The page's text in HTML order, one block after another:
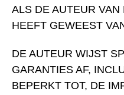
ALS DE AUTEUR
HEEFT GEWEEST
DE AUTEUR WIJST
GARANTIES AF,
BEPERKT TOT, DE